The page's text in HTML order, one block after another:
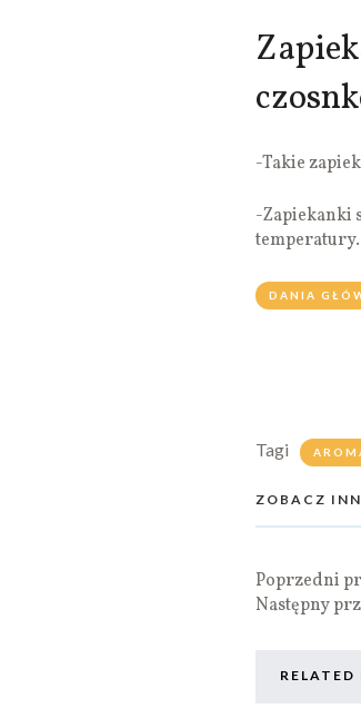
-Takie
-Zapiekanki
DANIA
Tagi
ZOBACZ
Poprzedni
Następny
RELATED